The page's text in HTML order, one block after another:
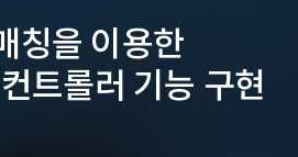
칭을 이용한
트롤러 기능 구현